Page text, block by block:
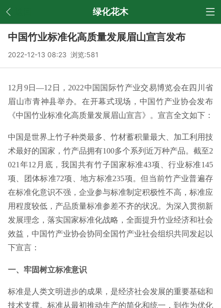
绿化花木
中国竹业标准化高质量发展眉山宣言发布
2022-12-13 08:23 浏览:581
12月9日—12日，2022中国国际竹产业交易博览会在四川省
眉山市青神县举办。在开幕式现场，中国竹产业协会发布
《中国竹业标准化高质量发展眉山宣言》。宣言全文如下：
中国是世界上竹子种类最多、竹材蓄积量最大、加工利用技
术最好的国家，竹产品拥有100多个系列近万种产品。截至2
021年12月底，我国共有竹子国家标准43项、行业标准145
项、团体标准72项、地方标准235项。但当前竹产业普遍存
在标准化意识不强，企业参与标准制定积极性不高，标准应
用程度较低，产品质量标准参差不齐的状况。为深入贯彻新
发展理念，落实国家标准化战略，全面提升竹业经济和社会
效益，中国竹产业协会协同全国竹产业社会组织共同发起以
下宣言：
一、牢固树立标准意识
标准是人类文明进步的成果，是经济社会发展的重要基础和
技术支撑。标准从最初推动生产的简化和统一，到作为优化